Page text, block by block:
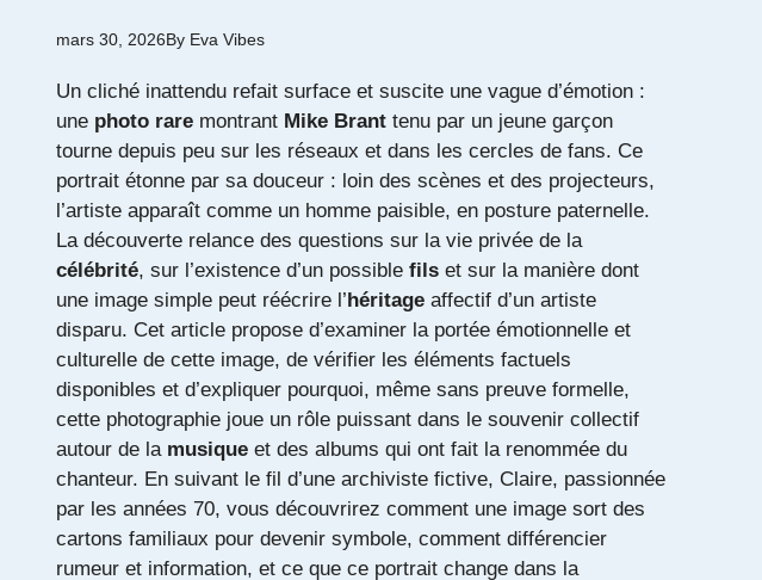
mars 30, 2026By Eva Vibes
Un cliché inattendu refait surface et suscite une vague d’émotion :
une photo rare montrant Mike Brant tenu par un jeune garçon
tourne depuis peu sur les réseaux et dans les cercles de fans. Ce
portrait étonne par sa douceur : loin des scènes et des projecteurs,
l’artiste apparaît comme un homme paisible, en posture paternelle.
La découverte relance des questions sur la vie privée de la
célébrité, sur l’existence d’un possible fils et sur la manière dont
une image simple peut réécrire l’héritage affectif d’un artiste
disparu. Cet article propose d’examiner la portée émotionnelle et
culturelle de cette image, de vérifier les éléments factuels
disponibles et d’expliquer pourquoi, même sans preuve formelle,
cette photographie joue un rôle puissant dans le souvenir collectif
autour de la musique et des albums qui ont fait la renommée du
chanteur. En suivant le fil d’une archiviste fictive, Claire, passionnée
par les années 70, vous découvrirez comment une image sort des
cartons familiaux pour devenir symbole, comment différencier
rumeur et information, et ce que ce portrait change dans la